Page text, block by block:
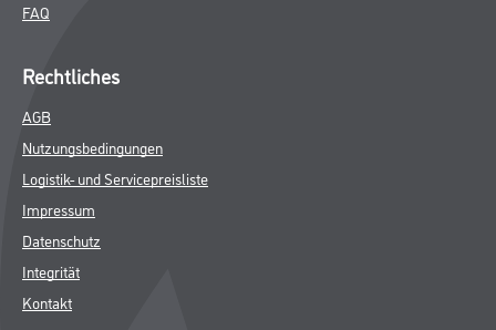
FAQ
Rechtliches
AGB
Nutzungsbedingungen
Logistik- und Servicepreisliste
Impressum
Datenschutz
Integrität
Kontakt